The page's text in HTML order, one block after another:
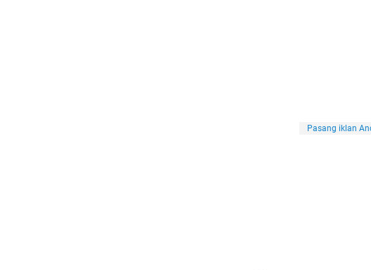
Pasang iklan